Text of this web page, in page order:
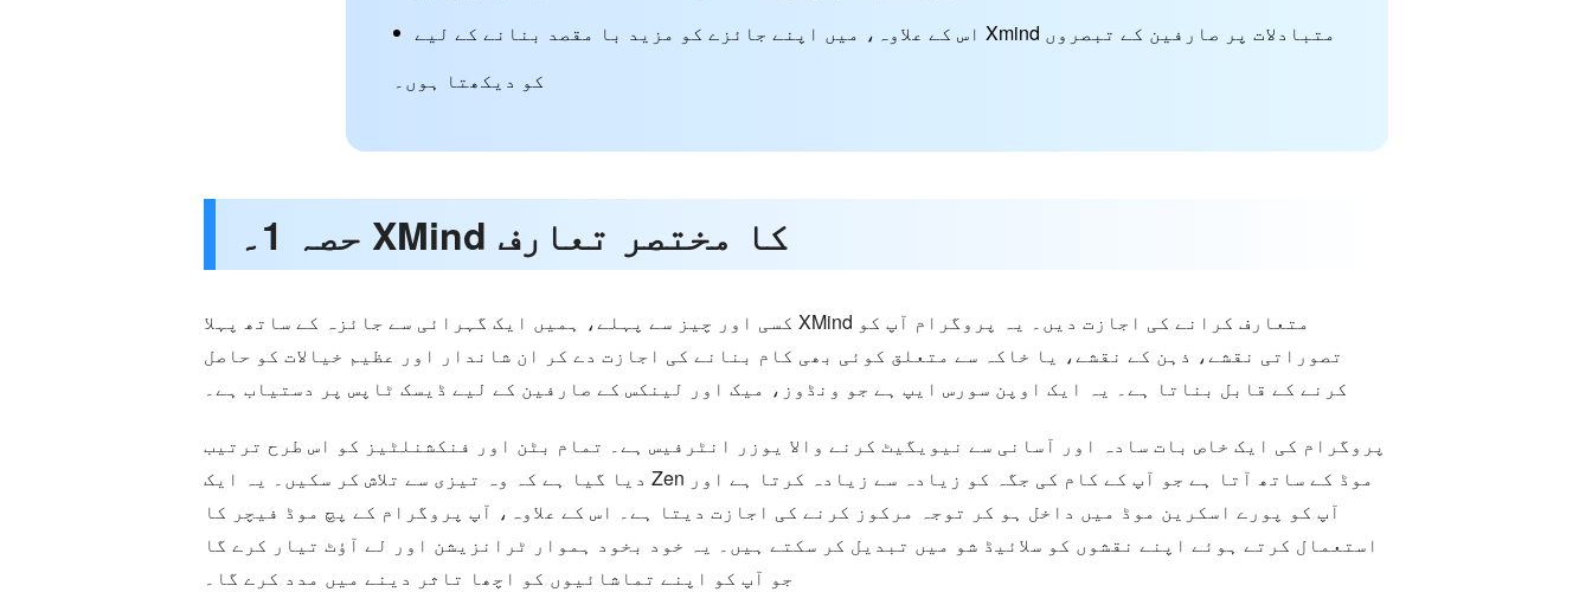
اس کے علاوہ، میں اپنے جائزے کو مزید با مقصد بنانے کے لیے Xmind متبادلات پر صارفین کے تبصروں
کو دیکھتا ہوں۔
حصہ 1۔ XMind کا مختصر تعارف
کسی اور چیز سے پہلے، ہمیں ایک گہرائی سے جائزہ کے ساتھ پہلا XMind متعارف کرانے کی اجازت دیں۔ یہ پروگرام آپ کو
تصوراتی نقشے، ذہن کے نقشے، یا خاکہ سے متعلق کوئی بھی کام بنانے کی اجازت دے کر ان شاندار اور عظیم خیالات کو حاصل
کرنے کے قابل بناتا ہے۔ یہ ایک اوپن سورس ایپ ہے جو ونڈوز، میک اور لینکس کے صارفین کے لیے ڈیسک ٹاپس پر دستیاب ہے۔
پروگرام کی ایک خاص بات سادہ اور آسانی سے نیویگیٹ کرنے والا یوزر انٹرفیس ہے۔ تمام بٹن اور فنکشنلٹیز کو اس طرح ترتیب
دیا گیا ہے کہ وہ تیزی سے تلاش کر سکیں۔ یہ ایک Zen موڈ کے ساتھ آتا ہے جو آپ کے کام کی جگہ کو زیادہ سے زیادہ کرتا ہے اور
آپ کو پورے اسکرین موڈ میں داخل ہو کر توجہ مرکوز کرنے کی اجازت دیتا ہے۔ اس کے علاوہ، آپ پروگرام کے پچ موڈ فیچر کا
استعمال کرتے ہوئے اپنے نقشوں کو سلائیڈ شو میں تبدیل کر سکتے ہیں۔ یہ خود بخود ہموار ٹرانزیشن اور لے آؤٹ تیار کرے گا
جو آپ کو اپنے تماشائیوں کو اچھا تاثر دینے میں مدد کرے گا۔